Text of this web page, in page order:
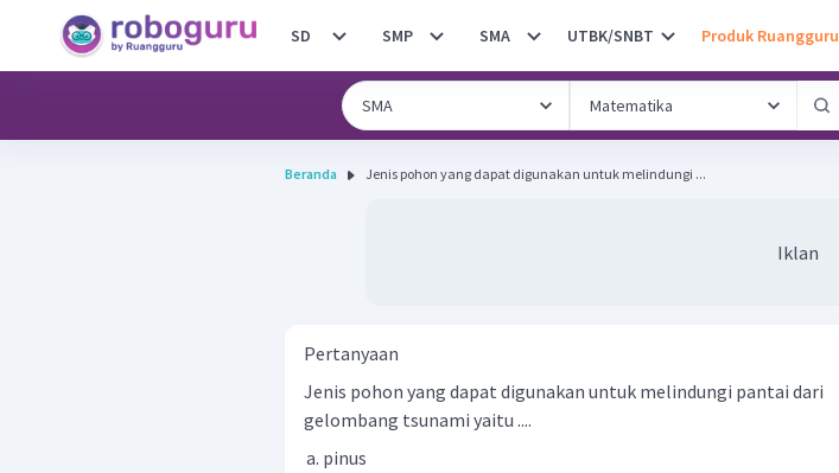
SD SMP SMA UTBK/SNBT Produk Ruangguru
Beranda Jenis pohon yang dapat digunakan untuk melindungi ...
Iklan
Pertanyaan
Jenis pohon yang dapat digunakan untuk melindungi pantai dari
gelombang tsunami yaitu ....
pinus